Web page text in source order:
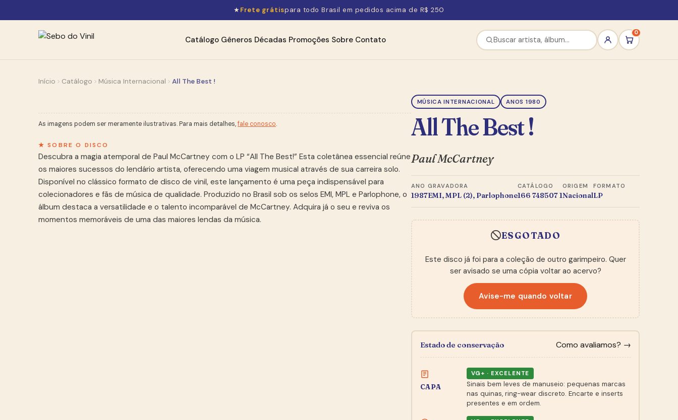
★Frete grátispara todo Brasil em pedidos acima de R$ 250
Catálogo Gêneros Décadas Promoções Sobre Contato
0
Início Catálogo Música Internacional All The Best !
As imagens podem ser meramente ilustrativas. Para mais detalhes,fale conosco.
★ SOBRE O DISCO
Descubra a magia atemporal de Paul McCartney com o LP “All The Best!” Esta coletânea essencial reúne
os maiores sucessos do lendário artista, oferecendo uma viagem musical através de sua carreira solo.
Disponível no clássico formato de disco de vinil, este lançamento é uma peça indispensável para
colecionadores e fãs de música de qualidade. Produzido no Brasil sob os selos EMI, MPL e Parlophone, o
álbum destaca a versatilidade e o talento incomparável de McCartney. Adquira já o seu e reviva os
momentos memoráveis de uma das maiores lendas da música.
MÚSICA INTERNACIONAL ANOS 1980
All The Best !
Paul McCartney
ANO
1987
GRAVADORA
EMI, MPL (2), Parlophone
CATÁLOGO
166 748507 1
ORIGEM
Nacional
FORMATO
LP
ESGOTADO
Este disco já foi para a coleção de outro garimpeiro. Quer
ser avisado se uma cópia voltar ao acervo?
Avise-me quando voltar
Estado de conservação Como avaliamos? →
CAPA
VG+ · EXCELENTE
Sinais bem leves de manuseio: pequenas marcas
nas quinas, ring-wear discreto. Encarte e inserts
presentes e em ordem.